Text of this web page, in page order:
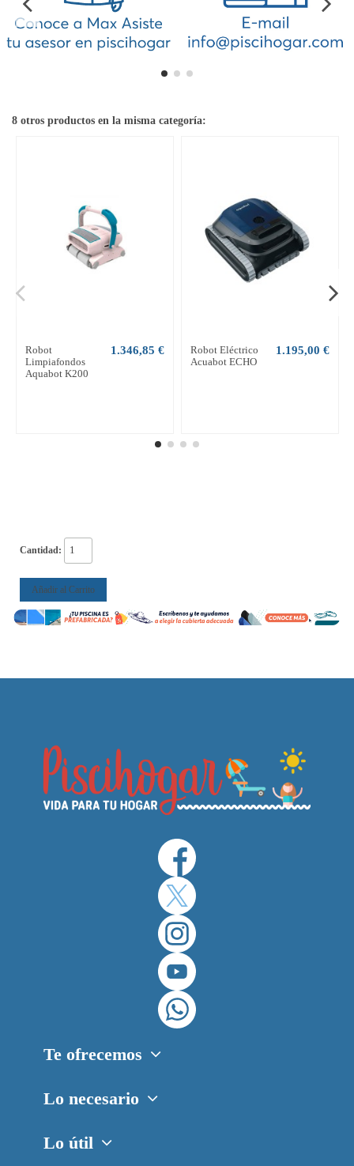
8 otros productos en la misma categoría:
Robot
Limpiafondos
Aquabot K200
1.346,85 €
Robot Eléctrico
Acuabot ECHO
1.195,00 €
Cantidad:
Añadir al Carrito
Te ofrecemos
Lo necesario
Lo útil